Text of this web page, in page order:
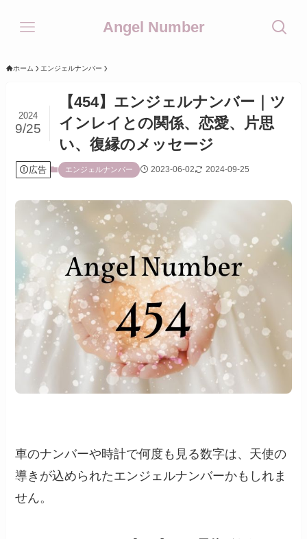
Angel Number
ホーム エンジェルナンバー
【454】エンジェルナンバー｜ツ
インレイとの関係、恋愛、片思
い、復縁のメッセージ
2024
9/25
広告 エンジェルナンバー 2023-06-02 2024-09-25
車のナンバーや時計で何度も見る数字は、天使の
導きが込められたエンジェルナンバーかもしれま
せん。